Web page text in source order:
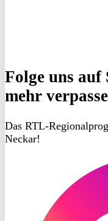
Folge uns auf
mehr
Das RTL-
Neckar!
Instagram